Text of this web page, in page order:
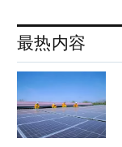
最热内容